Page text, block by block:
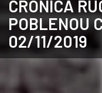
CRÒNICA
POBLENOU
02/11/2019